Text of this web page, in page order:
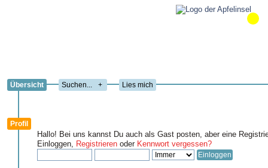
Übersicht + Lies mich
Profil
Hallo! Bei uns kannst Du auch als Gast posten, aber eine
Einloggen, Registrieren oder Kennwort vergessen?